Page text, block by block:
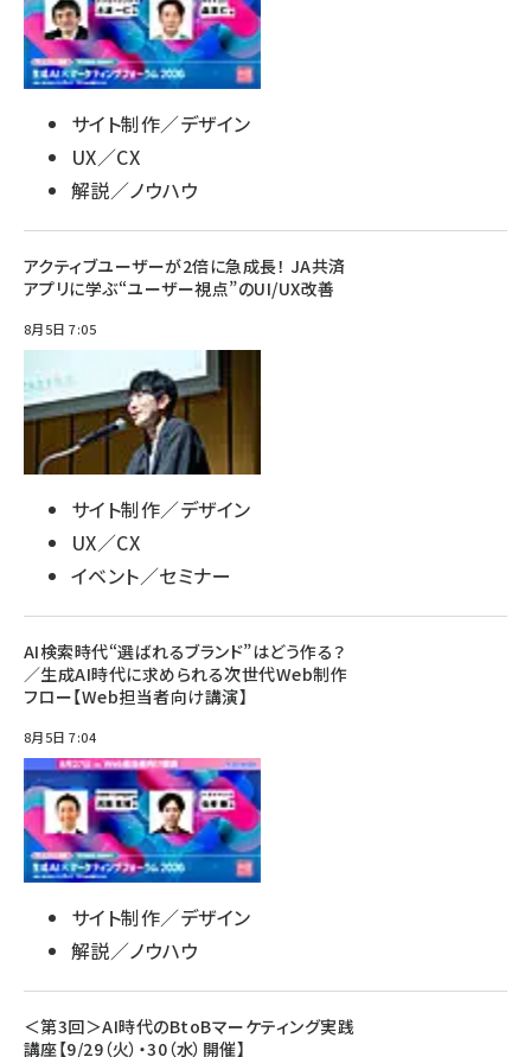
サイト制作／デザイン
UX／CX
解説／ノウハウ
アクティブユーザーが2倍に急成長！ JA共済
アプリに学ぶ“ユーザー視点”のUI/UX改善
8月5日 7:05
サイト制作／デザイン
UX／CX
イベント／セミナー
AI検索時代“選ばれるブランド”はどう作る？
／生成AI時代に求められる次世代Web制作
フロー【Web担当者向け講演】
8月5日 7:04
サイト制作／デザイン
解説／ノウハウ
＜第3回＞AI時代のBtoBマーケティング実践
講座【9/29（火）・30（水）開催】